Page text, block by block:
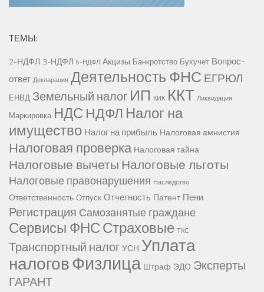
ТЕМЫ:
2-НДФЛ 3-НДФЛ 6-НДФЛ Акцизы Банкротство Бухучет Вопрос-
ответ Декларация Деятельность ФНС ЕГРЮЛ
ЕНВД Земельный налог ИП КИК ККТ Ликвидация
Маркировка НДС НДФЛ Налог на
имущество Налог на прибыль Налоговая амнистия
Налоговая проверка Налоговая тайна
Налоговые вычетыНалоговые льготы
Налоговые правонарушения Наследство
Ответственность Отпуск Отчетность Патент Пени
Регистрация Самозанятые граждане
Сервисы ФНССтраховые ТКС
Транспортный налогУСН Уплата
налоговФизлица Штраф ЭДО Эксперты
ГАРАНТ